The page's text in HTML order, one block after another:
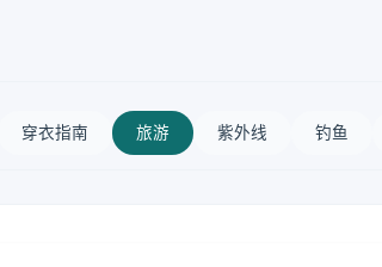
穿衣指南 旅游 紫外线 钓鱼